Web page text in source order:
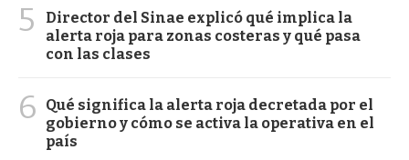
5
Director del Sinae explicó qué implica la
alerta roja para zonas costeras y qué pasa
con las clases
6
Qué significa la alerta roja decretada por el
gobierno y cómo se activa la operativa en el
país